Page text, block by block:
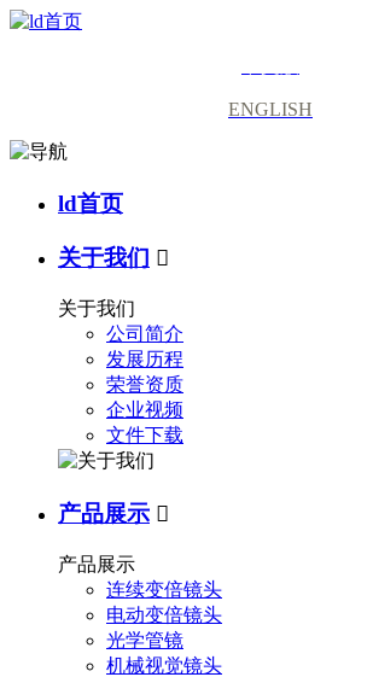
ENGLISH
ld首页
关于我们 
关于我们
公司简介
发展历程
荣誉资质
企业视频
文件下载
产品展示 
产品展示
连续变倍镜头
电动变倍镜头
光学管镜
机械视觉镜头